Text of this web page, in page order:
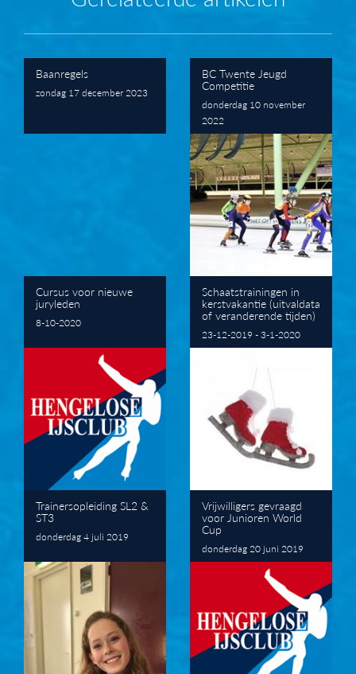
Baanregels
zondag 17 december 2023
BC Twente Jeugd
Competitie
donderdag 10 november
2022
Cursus voor nieuwe
juryleden
8-10-2020
Schaatstrainingen in
kerstvakantie (uitvaldata
of veranderende tijden)
23-12-2019 - 3-1-2020
Trainersopleiding SL2 &
ST3
donderdag 4 juli 2019
Vrijwilligers gevraagd
voor Junioren World
Cup
donderdag 20 juni 2019